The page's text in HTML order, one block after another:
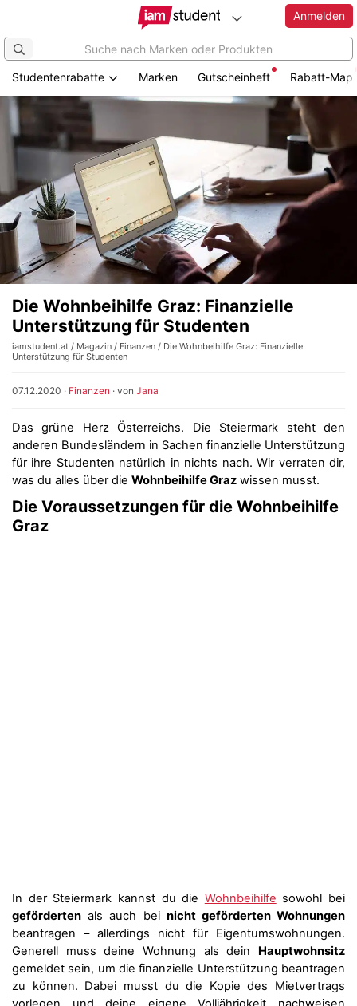
Anmelden
Studentenrabatte Marken Gutscheinheft Rabatt-Map
Die Wohnbeihilfe Graz: Finanzielle
Unterstützung für Studenten
iamstudent.at / Magazin / Finanzen / Die Wohnbeihilfe Graz: Finanzielle
Unterstützung für Studenten
07.12.2020 · Finanzen · von Jana
Das grüne Herz Österreichs. Die Steiermark steht den
anderen Bundesländern in Sachen finanzielle Unterstützung
für ihre Studenten natürlich in nichts nach. Wir verraten dir,
was du alles über die Wohnbeihilfe Graz wissen musst.
Die Voraussetzungen für die Wohnbeihilfe
Graz
In der Steiermark kannst du die Wohnbeihilfe sowohl bei
geförderten als auch bei nicht geförderten Wohnungen
beantragen – allerdings nicht für Eigentumswohnungen.
Generell muss deine Wohnung als dein Hauptwohnsitz
gemeldet sein, um die finanzielle Unterstützung beantragen
zu können. Dabei musst du die Kopie des Mietvertrags